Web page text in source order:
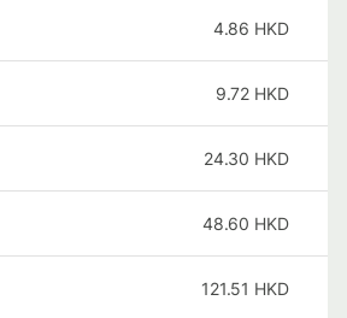
4.86 HKD
9.72 HKD
24.30 HKD
48.60 HKD
121.51 HKD